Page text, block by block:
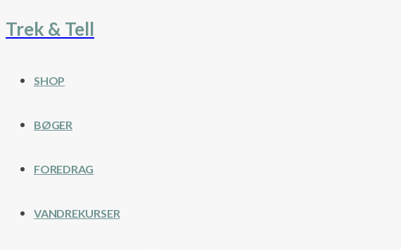
Fortsæt
Trek & Tell
SHOP
BØGER
FOREDRAG
VANDREKURSER